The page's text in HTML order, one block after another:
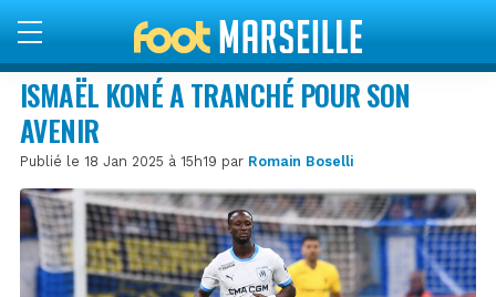
ISMAËL KONÉ A TRANCHÉ POUR SON
AVENIR
Publié le 18 Jan 2025 à 15h19 par Romain Boselli